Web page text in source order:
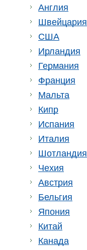
Англия
Швейцария
США
Ирландия
Германия
Франция
Мальта
Кипр
Испания
Италия
Шотландия
Чехия
Австрия
Бельгия
Япония
Китай
Канада